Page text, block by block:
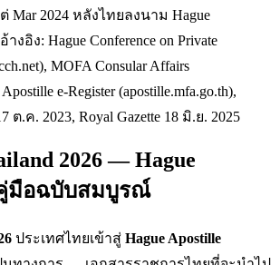
Mar 2024 หลังไทยลงนาม Hague
งอิง: Hague Conference on Private
MOFA Consular Affairs
e-Register (apostille.mfa.go.th),
ต.ค. 2023, Royal Gazette 18 มิ.ย. 2025
2026 — Hague
คู่มือฉบับสมบูรณ์
ประเทศไทยเข้าสู่ Hague Apostille